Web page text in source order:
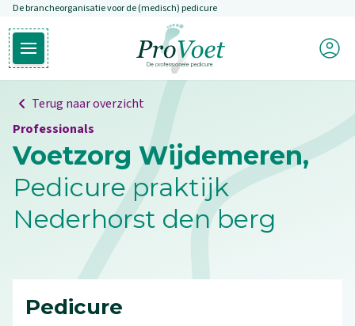
Overslaan en naar de inhoud gaan
De brancheorganisatie voor de (medisch) pedicure
Open hoofdmenu
Ga naar de homepagina
Mijn
Terug naar overzicht
Professionals
Voetzorg Wijdemeren,
Pedicure praktijk
Nederhorst den berg
Pedicure